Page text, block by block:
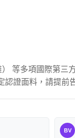
等多項國際第三
證面料，請提前
BV